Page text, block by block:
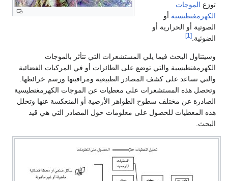
توزع الموجات
الكهرمغنطيسية أو
الصوتية أو الحرارية أو
الضوئية. [1]
وسيتناول البحث فيما يلي المستشعرات التي تتأثر بالموجات
الكهرمغنطيسية والتي توضع على الطائرات أو في المركبات الفضائية
والتي تساعد على كشف المصادر الطبيعية ومراقبتها ورسم خرائطها.
وتحصل هذه المستشعرات على معطيات عن الموجات الكهرمغنطيسية
الصادرة عن مختلف سطوح الظواهر الأرضية أو المنعكسة عنها وتحلل
هذه المعطيات للحصول على معلومات حول المصادر التي هي قيد
البحث.